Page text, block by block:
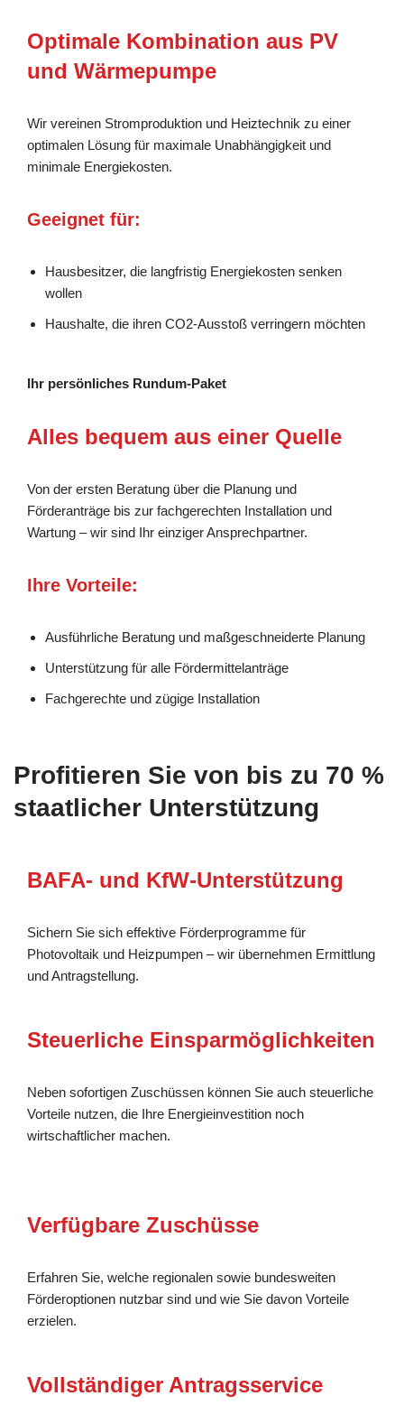
Optimale Kombination aus PV
und Wärmepumpe
Wir vereinen Stromproduktion und Heiztechnik zu einer
optimalen Lösung für maximale Unabhängigkeit und
minimale Energiekosten.
Geeignet für:
Hausbesitzer, die langfristig Energiekosten senken
wollen
Haushalte, die ihren CO2-Ausstoß verringern möchten
Ihr persönliches Rundum-Paket
Alles bequem aus einer Quelle
Von der ersten Beratung über die Planung und
Förderanträge bis zur fachgerechten Installation und
Wartung – wir sind Ihr einziger Ansprechpartner.
Ihre Vorteile:
Ausführliche Beratung und maßgeschneiderte Planung
Unterstützung für alle Fördermittelanträge
Fachgerechte und zügige Installation
Profitieren Sie von bis zu 70 %
staatlicher Unterstützung
BAFA- und KfW-Unterstützung
Sichern Sie sich effektive Förderprogramme für
Photovoltaik und Heizpumpen – wir übernehmen Ermittlung
und Antragstellung.
Steuerliche Einsparmöglichkeiten
Neben sofortigen Zuschüssen können Sie auch steuerliche
Vorteile nutzen, die Ihre Energieinvestition noch
wirtschaftlicher machen.
Verfügbare Zuschüsse
Erfahren Sie, welche regionalen sowie bundesweiten
Förderoptionen nutzbar sind und wie Sie davon Vorteile
erzielen.
Vollständiger Antragsservice